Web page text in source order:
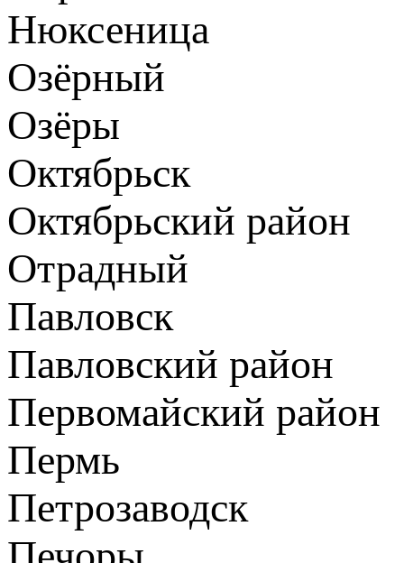
Нюксеница
Озёрный
Озёры
Октябрьск
Октябрьский район
Отрадный
Павловск
Павловский район
Первомайский район
Пермь
Петрозаводск